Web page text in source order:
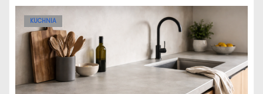
KUCHNIA